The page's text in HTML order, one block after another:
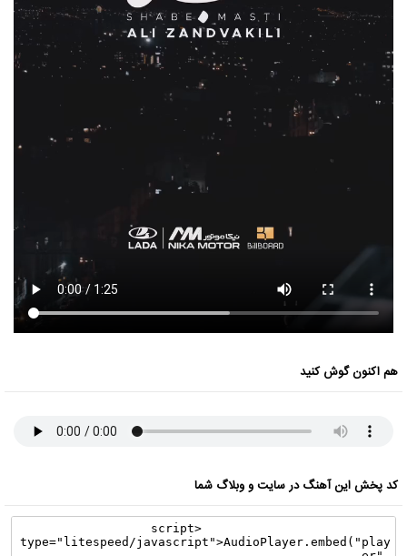
هم اکنون گوش کنید
کد پخش این آهنگ در سایت و وبلاگ شما